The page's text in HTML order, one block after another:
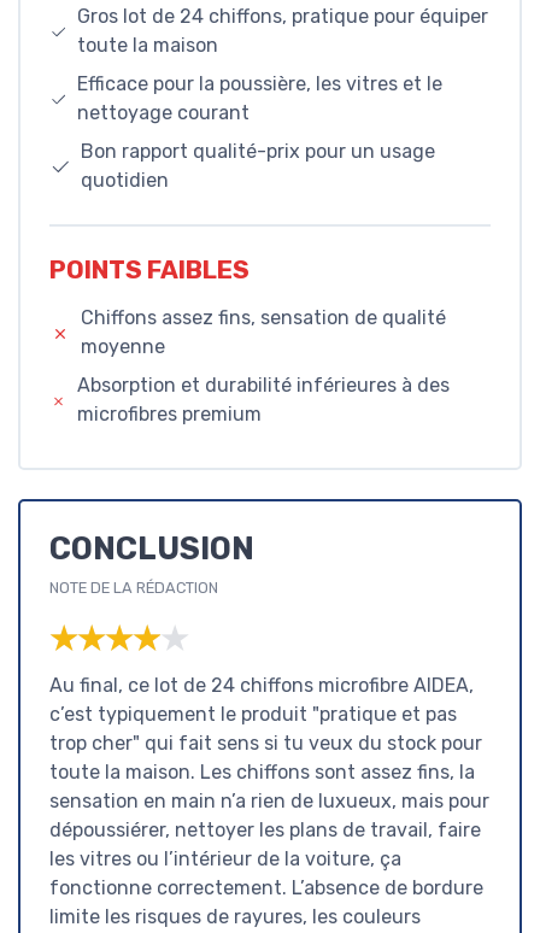
Gros lot de 24 chiffons, pratique pour équiper
toute la maison
Efficace pour la poussière, les vitres et le
nettoyage courant
Bon rapport qualité-prix pour un usage
quotidien
POINTS FAIBLES
Chiffons assez fins, sensation de qualité
moyenne
Absorption et durabilité inférieures à des
microfibres premium
CONCLUSION
NOTE DE LA RÉDACTION
★★★★★
★★★★★
Au final, ce lot de 24 chiffons microfibre AIDEA,
c’est typiquement le produit "pratique et pas
trop cher" qui fait sens si tu veux du stock pour
toute la maison. Les chiffons sont assez fins, la
sensation en main n’a rien de luxueux, mais pour
dépoussiérer, nettoyer les plans de travail, faire
les vitres ou l’intérieur de la voiture, ça
fonctionne correctement. L’absence de bordure
limite les risques de rayures, les couleurs